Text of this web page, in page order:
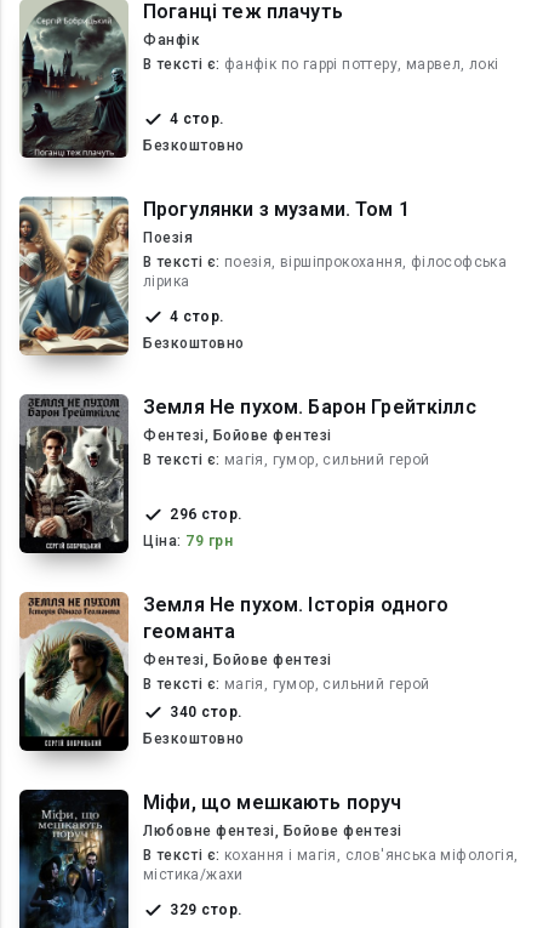
Поганці теж плачуть
Фанфік
В текcті є: фанфік по гаррі поттеру, марвел, локі
4 стор.
Безкоштовно
Прогулянки з музами. Том 1
Поезія
В текcті є: поезія, віршіпрокохання, філософська
лірика
4 стор.
Безкоштовно
Земля Не пухом. Барон Грейткіллс
Фентезі, Бойове фентезі
В текcті є: магія, гумор, сильний герой
296 стор.
Ціна: 79 грн
Земля Не пухом. Історія одного
геоманта
Фентезі, Бойове фентезі
В текcті є: магія, гумор, сильний герой
340 стор.
Безкоштовно
Міфи, що мешкають поруч
Любовне фентезі, Бойове фентезі
В текcті є: кохання і магія, слов'янська міфологія,
містика/жахи
329 стор.